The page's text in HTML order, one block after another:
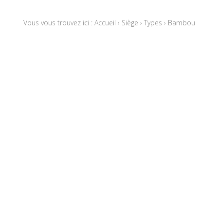
Vous vous trouvez ici : Accueil › Siège › Types › Bambou